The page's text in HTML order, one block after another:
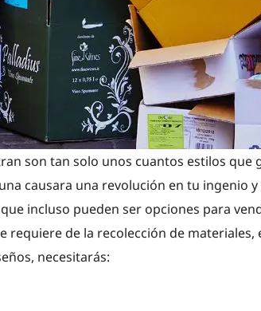
son tan solo unos cuantos estilos que
causara una revolución en tu ingenio
incluso pueden ser opciones para
de la recolección de materiales,
necesitarás: